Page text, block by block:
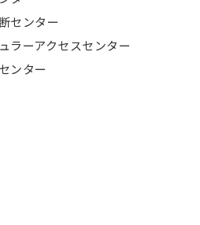
センター
ラーアクセスセンター
ンター